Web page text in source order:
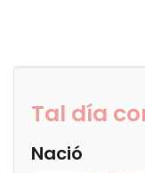
Tal día
Nació